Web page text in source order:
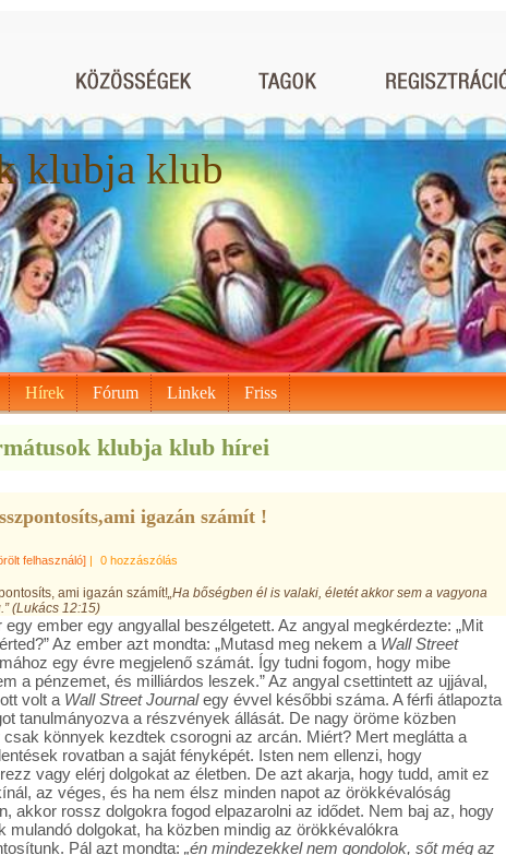
klubja klub
Hírek Fórum Linkek Friss
klubja klub hírei
igazán számít !
felhasználó] | 0 hozzászólás
ami igazán számít!„Ha bőségben él is valaki, életét akkor sem a vagyona
(Lukács 12:15)
egy ember egy angyallal beszélgetett. Az angyal megkérdezte: „Mit
Az ember azt mondta: „Mutasd meg nekem a Wall Street
egy évre megjelenő számát. Így tudni fogom, hogy mibe
a pénzemet, és milliárdos leszek.” Az angyal csettintett az ujjával,
volt a Wall Street Journalegy évvel későbbi száma. A férfi átlapozta
tanulmányozva a részvények állását. De nagy öröme közben
könnyek kezdtek csorogni az arcán. Miért? Mert meglátta a
rovatban a saját fényképét. Isten nem ellenzi, hogy
vagy elérj dolgokat az életben. De azt akarja, hogy tudd, amit ez
az véges, és ha nem élsz minden napot az örökkévalóság
akkor rossz dolgokra fogod elpazarolni az idődet. Nem baj az, hogy
mulandó dolgokat, ha közben mindig az örökkévalókra
Pál azt mondta: „én mindezekkel nem gondolok, sőt még az